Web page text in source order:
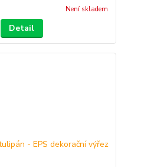
Není skladem
Detail